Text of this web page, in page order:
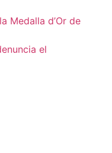
Medalla d’Or de
el